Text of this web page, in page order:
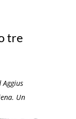
tre
Un